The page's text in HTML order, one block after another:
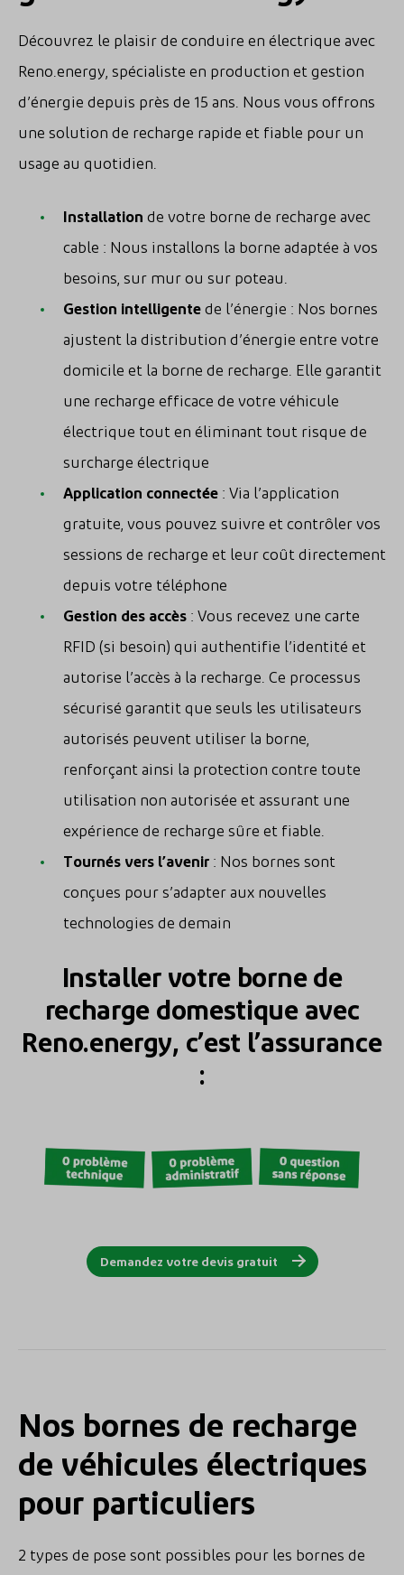
Découvrez le plaisir de conduire en électrique avec
Reno.energy, spécialiste en production et gestion
d’énergie depuis près de 15 ans. Nous vous offrons
une solution de recharge rapide et fiable pour un
usage au quotidien.
Installation de votre borne de recharge avec
cable : Nous installons la borne adaptée à vos
besoins, sur mur ou sur poteau.
Gestion intelligente de l’énergie : Nos bornes
ajustent la distribution d’énergie entre votre
domicile et la borne de recharge. Elle garantit
une recharge efficace de votre véhicule
électrique tout en éliminant tout risque de
surcharge électrique
Application connectée : Via l’application
gratuite, vous pouvez suivre et contrôler vos
sessions de recharge et leur coût directement
depuis votre téléphone
Gestion des accès : Vous recevez une carte
RFID (si besoin) qui authentifie l’identité et
autorise l’accès à la recharge. Ce processus
sécurisé garantit que seuls les utilisateurs
autorisés peuvent utiliser la borne,
renforçant ainsi la protection contre toute
utilisation non autorisée et assurant une
expérience de recharge sûre et fiable.
Tournés vers l’avenir : Nos bornes sont
conçues pour s’adapter aux nouvelles
technologies de demain
Installer votre borne de
recharge domestique avec
Reno.energy, c’est l’assurance
:
Demandez votre devis gratuit
Nos bornes de recharge
de véhicules électriques
pour particuliers
2 types de pose sont possibles pour les bornes de